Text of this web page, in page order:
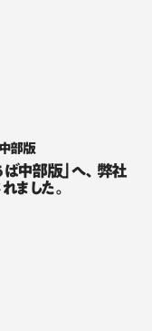
部版
ば中部版」へ、弊社
ました。